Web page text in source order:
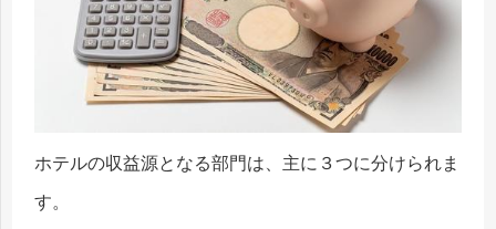
ホテルの収益源となる部門は、主に３つに分けられま
す。